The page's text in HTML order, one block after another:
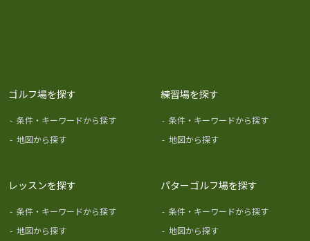
ゴルフ場を探す
- 条件・キーワードから探す
- 地図から探す
練習場を探す
- 条件・キーワードから探す
- 地図から探す
レッスンを探す
- 条件・キーワードから探す
- 地図から探す
パターゴルフ場を探す
- 条件・キーワードから探す
- 地図から探す